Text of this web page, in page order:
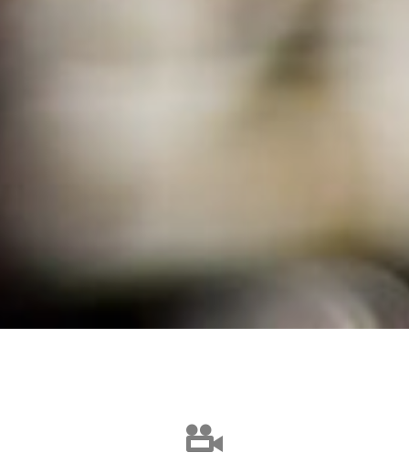
CAMERA DJI X5 4K